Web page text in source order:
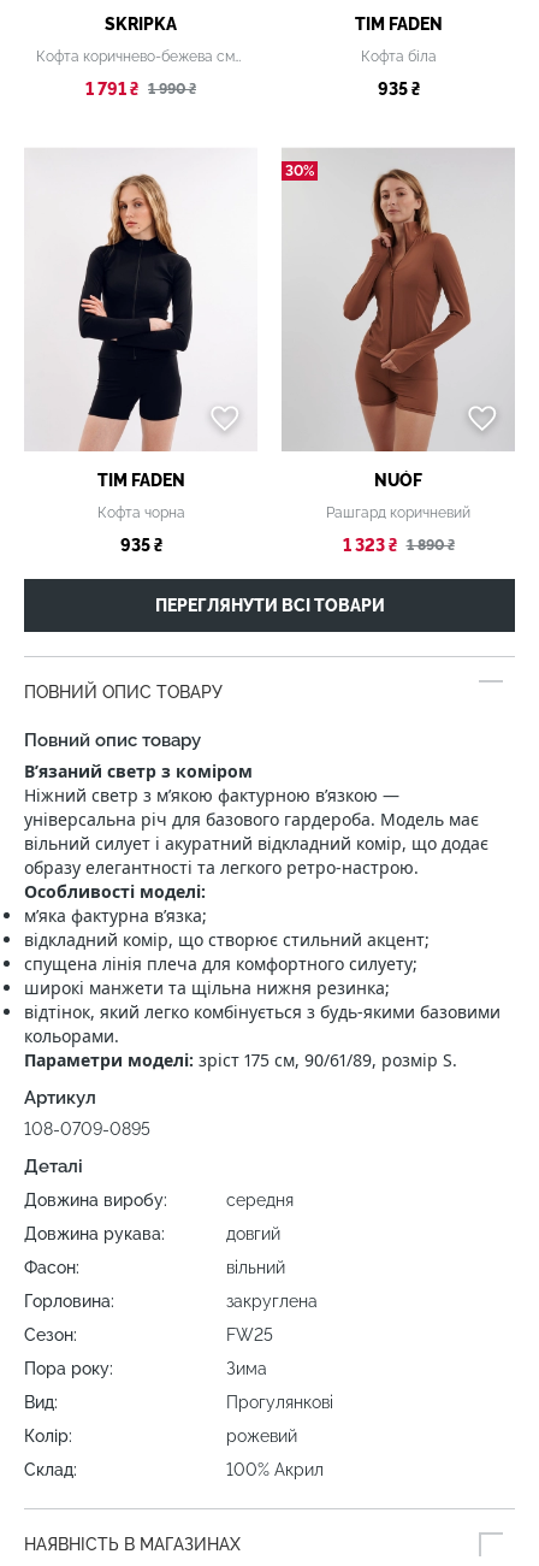
SKRIPKA
Кофта коричнево-бежева смугаста
1 791 ₴ 1 990 ₴
TIM FADEN
Кофта біла
935 ₴
TIM FADEN
Кофта чорна
935 ₴
30%
NUÓF
Рашгард коричневий
1 323 ₴ 1 890 ₴
ПЕРЕГЛЯНУТИ ВСІ ТОВАРИ
ПОВНИЙ ОПИС ТОВАРУ
Повний опис товару
Вʼязаний светр з коміром
Ніжний светр з мʼякою фактурною в’язкою —
універсальна річ для базового гардероба. Модель має
вільний силует і акуратний відкладний комір, що додає
образу елегантності та легкого ретро‑настрою.
Особливості моделі:
м’яка фактурна вʼязка;
відкладний комір, що створює стильний акцент;
спущена лінія плеча для комфортного силуету;
широкі манжети та щільна нижня резинка;
відтінок, який легко комбінується з будь‑якими базовими
кольорами.
Параметри моделі: зріст 175 см, 90/61/89, розмір S.
Артикул
108-0709-0895
Деталі
Довжина виробу:
середня
Довжина рукава:
довгий
Фасон:
вільний
Горловина:
закруглена
Сезон:
FW25
Пора року:
Зима
Вид:
Прогулянкові
Колір:
рожевий
Склад:
100% Акрил
НАЯВНІСТЬ В МАГАЗИНАХ